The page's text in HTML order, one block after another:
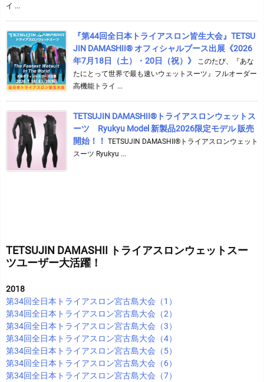
イ ...
『第44回全日本トライアスロン皆生大会』TETSU
JIN DAMASHII® オフィシャルブース出展《2026
年7月18日（土）・20日（祝）》
このたび、『あな
たにとって世界で最も速いウェットスーツ』フルオーダー
高機能トライ ...
TETSUJIN DAMASHII®︎トライアスロンウェットス
ーツ Ryukyu Model 新製品2026限定モデル 販売
開始！！ TETSUJIN DAMASHII®︎トライアスロンウェット
スーツ Ryukyu ...
TETSUJIN DAMASHII トライアスロンウェットスー
ツユーザー大活躍！
2018
第34回全日本トライアスロン宮古島大会（1）
第34回全日本トライアスロン宮古島大会（2）
第34回全日本トライアスロン宮古島大会（3）
第34回全日本トライアスロン宮古島大会（4）
第34回全日本トライアスロン宮古島大会（5）
第34回全日本トライアスロン宮古島大会（6）
第34回全日本トライアスロン宮古島大会（7）